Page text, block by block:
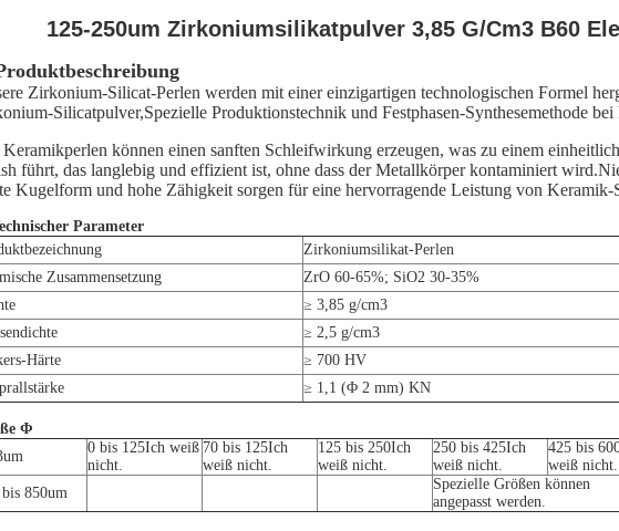
125-250um Zirkoniumsilikatpulver 3,85 G/Cm3 B60
Zirkonium-Silicat-Perlen werden mit einer einzigartigen technologischen Formel
Silicatpulver,Spezielle Produktionstechnik und Festphasen-Synthesemethode bei
können einen sanften Schleifwirkung erzeugen, was zu einem
führt, das langlebig und effizient ist, ohne dass der Metallkörper kontaminiert
Kugelform und hohe Zähigkeit sorgen für eine hervorragende Leistung von Keramik-
Parameter
Zirkoniumsilikat-Perlen
Zusammensetzung
ZrO 60-65%; SiO2 30-35%
≥ 3,85 g/cm3
≥ 2,5 g/cm3
Härte
≥ 700 HV
≥ 1,1 (Φ 2 mm) KN
Φ
0 bis 125Ich weiß
nicht.
70 bis 125Ich
weiß nicht.
125 bis 250Ich
weiß nicht.
250 bis 425Ich
weiß nicht.
425 bis
weiß nicht.
850um
Spezielle Größen können
angepasst werden.